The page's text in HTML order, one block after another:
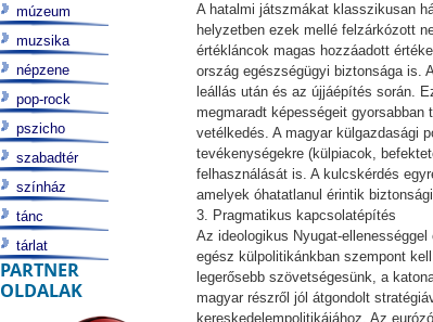
A hatalmi játszmákat klasszikusan
helyzetben ezek mellé felzárkózott
értékláncok magas hozzáadott
ország egészségügyi biztonsága is.
leállás után és az újjáépítés során.
megmaradt képességeit
vetélkedés. A magyar külgazdasági
tevékenységekre (külpiacok,
felhasználását is. A kulcskérdés
amelyek óhatatlanul érintik
3. Pragmatikus kapcsolatépítés
Az ideologikus Nyugat-
egész külpolitikánkban szempont
legerősebb szövetségesünk, a
magyar részről jól átgondolt
kereskedelempolitikájához. Az
múzeum
muzsika
népzene
pop-rock
pszicho
szabadtér
színház
tánc
tárlat
PARTNER
OLDALAK